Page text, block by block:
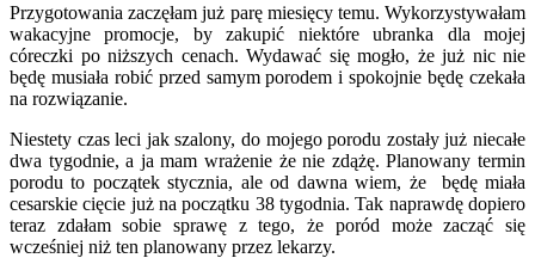
Przygotowania zaczęłam już parę miesięcy temu. Wykorzystywałam
wakacyjne promocje, by zakupić niektóre ubranka dla mojej
córeczki po niższych cenach. Wydawać się mogło, że już nic nie
będę musiała robić przed samym porodem i spokojnie będę czekała
na rozwiązanie.
Niestety czas leci jak szalony, do mojego porodu zostały już niecałe
dwa tygodnie, a ja mam wrażenie że nie zdążę. Planowany termin
porodu to początek stycznia, ale od dawna wiem, że będę miała
cesarskie cięcie już na początku 38 tygodnia. Tak naprawdę dopiero
teraz zdałam sobie sprawę z tego, że poród może zacząć się
wcześniej niż ten planowany przez lekarzy.